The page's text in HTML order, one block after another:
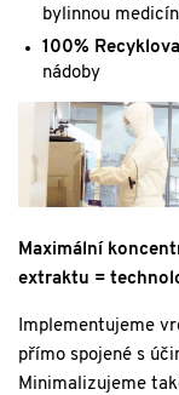
bylinnou
100%
nádoby
Maximální
extraktu =
Implementujeme
přímo spojené s
Minimalizujeme